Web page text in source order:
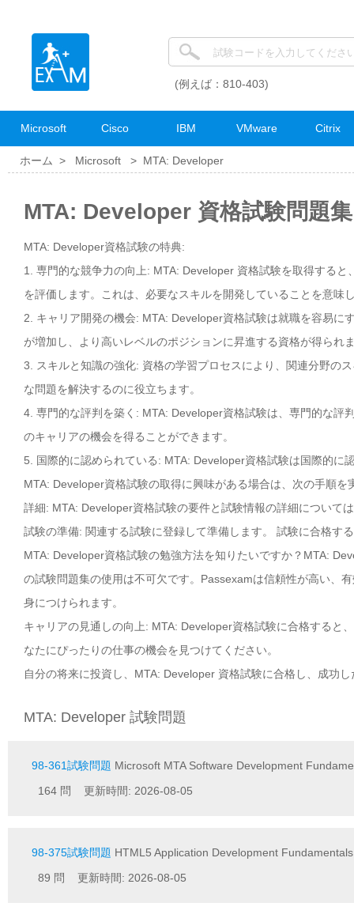
(例えば：810-403)
Microsoft Cisco IBM VMware Citrix
ホーム > Microsoft > MTA: Developer
MTA: Developer 資格試験問題集
MTA: Developer資格試験の特典:
1. 専門的な競争力の向上: MTA: Developer 資格試験を取得する
を評価します。これは、必要なスキルを開発していることを意味
2. キャリア開発の機会: MTA: Developer資格試験は就職を容易
が増加し、より高いレベルのポジションに昇進する資格が得られ
3. スキルと知識の強化: 資格の学習プロセスにより、関連分野の
な問題を解決するのに役立ちます。
4. 専門的な評判を築く: MTA: Developer資格試験は、専門的な評
のキャリアの機会を得ることができます。
5. 国際的に認められている: MTA: Developer資格試験は国際的
MTA: Developer資格試験の取得に興味がある場合は、次の手順を
詳細: MTA: Developer資格試験の要件と試験情報の詳細について
試験の準備: 関連する試験に登録して準備します。 試験に合格す
MTA: Developer資格試験の勉強方法を知りたいですか？MTA:
の試験問題集の使用は不可欠です。Passexamは信頼性が高い、
身につけられます。
キャリアの見通しの向上: MTA: Developer資格試験に合格すると
なたにぴったりの仕事の機会を見つけてください。
自分の将来に投資し、MTA: Developer 資格試験に合格し、成功
MTA: Developer 試験問題
98-361試験問題 Microsoft MTA Software Development
164 問 更新時間: 2026-08-05
98-375試験問題 HTML5 Application Development Fundamentals
89 問 更新時間: 2026-08-05